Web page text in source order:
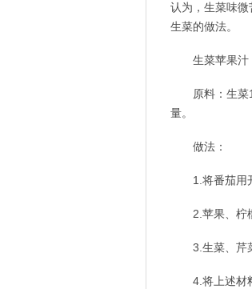
认为，生菜味微
生菜的做法。
生菜苹果汁
原料：生
量。
做法：
1.将番茄用
2.苹果、柠
3.生菜、芹
4.将上述材